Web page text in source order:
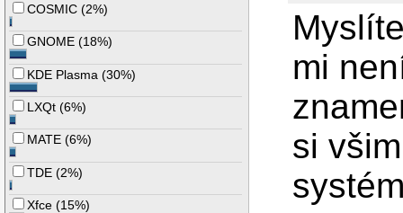
COSMIC (2%)
GNOME (18%)
KDE Plasma (30%)
LXQt (6%)
MATE (6%)
TDE (2%)
Xfce (15%)
mi
si